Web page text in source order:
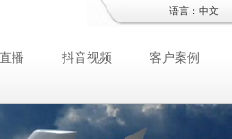
语言： 中文
播 抖音视频 客户案例